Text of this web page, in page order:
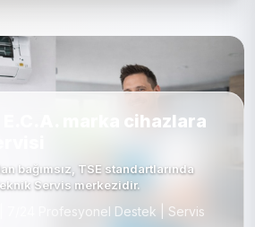
E.C.A. marka cihazlara
bağımsız, TSE standartlarında
Servis merkezidir.
| 7/24 Profesyonel Destek | Servis